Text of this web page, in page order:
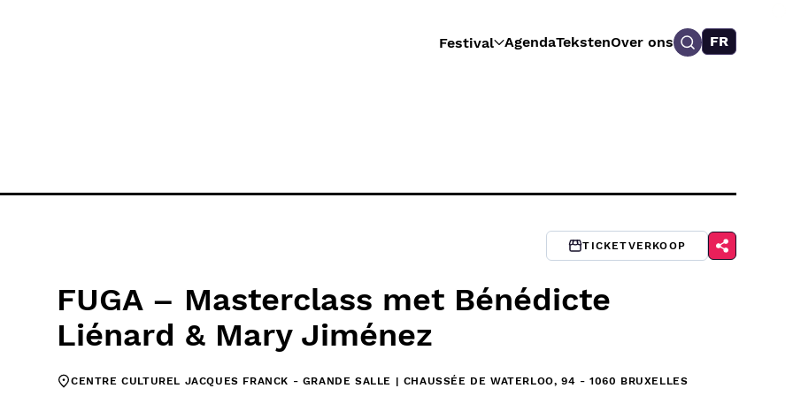
Festival AgendaTekstenOver ons FR
TICKETVERKOOP
FUGA – Masterclass met Bénédicte
Liénard & Mary Jiménez
CENTRE CULTUREL JACQUES FRANCK - GRANDE SALLE | CHAUSSÉE DE WATERLOO, 94 - 1060 BRUXELLES